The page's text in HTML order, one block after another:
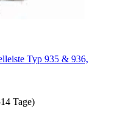
Typ 935 & 936,
Tage)